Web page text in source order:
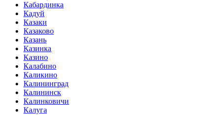
Кабардинка
Кадуй
Казаки
Казаково
Казань
Казинка
Казино
Калабино
Каликино
Калининград
Калининск
Калинковичи
Калуга